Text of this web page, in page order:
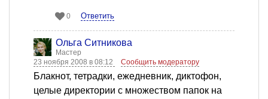
0 Ответить
Ольга Ситникова
Мастер
23 ноября 2008 в 08:12
Сообщить модератору
Блакнот, тетрадки, ежедневник, диктофон,
целые директории с множеством папок на